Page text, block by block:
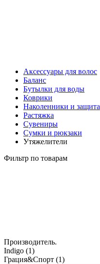
Аксессуары для волос
Баланс
Бутылки для воды
Коврики
Наколенники и защита
Растяжка
Сувениры
Сумки и рюкзаки
Утяжелители
Фильтр по товарам
Производитель.
Indigo (1)
Грация&Спорт (1)